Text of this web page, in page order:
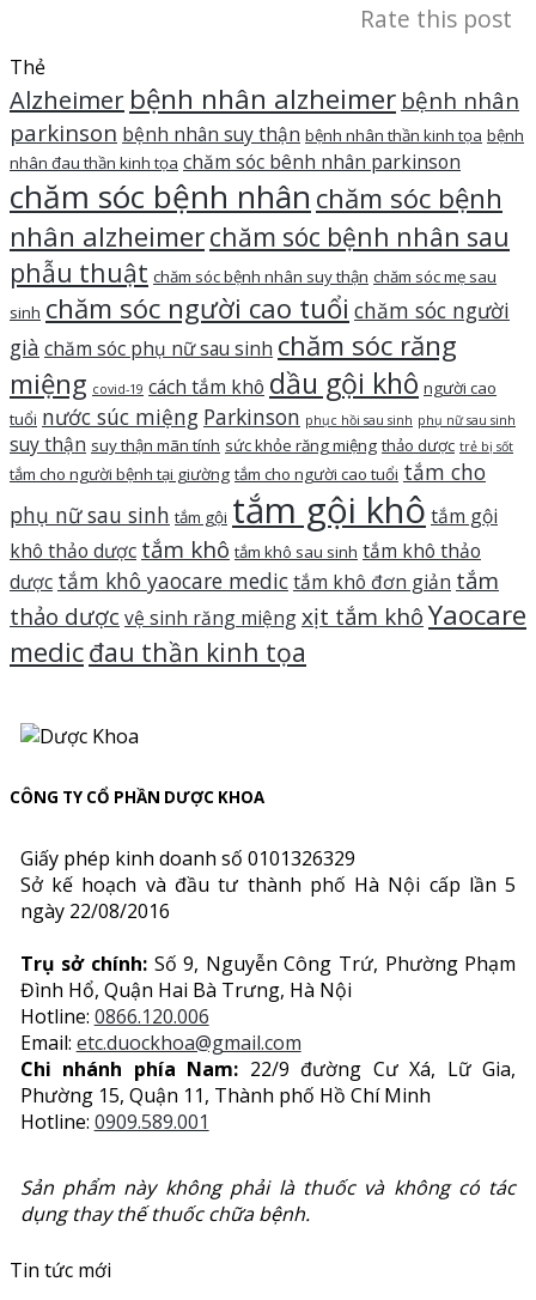
Rate this post
Thẻ
Alzheimer bệnh nhân alzheimer bệnh nhân
parkinson bệnh nhân suy thận bệnh nhân thần kinh tọa bệnh
nhân đau thần kinh tọa chăm sóc bênh nhân parkinson
chăm sóc bệnh nhân chăm sóc bệnh
nhân alzheimerchăm sóc bệnh nhân sau
phẫu thuật chăm sóc bệnh nhân suy thận chăm sóc mẹ sau
sinh chăm sóc người cao tuổi chăm sóc người
già chăm sóc phụ nữ sau sinh chăm sóc răng
miệng covid-19 cách tắm khô dầu gội khô người cao
tuổi nước súc miệng Parkinson phục hồi sau sinh phụ nữ sau sinh
suy thận suy thận mãn tính sức khỏe răng miệng thảo dược trẻ bị sốt
tắm cho người bệnh tại giường tắm cho người cao tuổi tắm cho
phụ nữ sau sinh tắm gội tắm gội khô tắm gội
khô thảo dược tắm khô tắm khô sau sinh tắm khô thảo
dược tắm khô yaocare medictắm khô đơn giản tắm
thảo dược vệ sinh răng miệngxịt tắm khôYaocare
medicđau thần kinh tọa
CÔNG TY CỔ PHẦN DƯỢC KHOA
Giấy phép kinh doanh số 0101326329
Sở kế hoạch và đầu tư thành phố Hà Nội cấp lần 5
ngày 22/08/2016
Trụ sở chính:Số 9, Nguyễn Công Trứ, Phường Phạm
Đình Hổ, Quận Hai Bà Trưng, Hà Nội
Hotline: 0866.120.006
Email: etc.duockhoa@gmail.com
Chi nhánh phía Nam: 22/9 đường Cư Xá, Lữ Gia,
Phường 15, Quận 11, Thành phố Hồ Chí Minh
Hotline: 0909.589.001
Sản phẩm này không phải là thuốc và không có tác
dụng thay thế thuốc chữa bệnh.
Tin tức mới